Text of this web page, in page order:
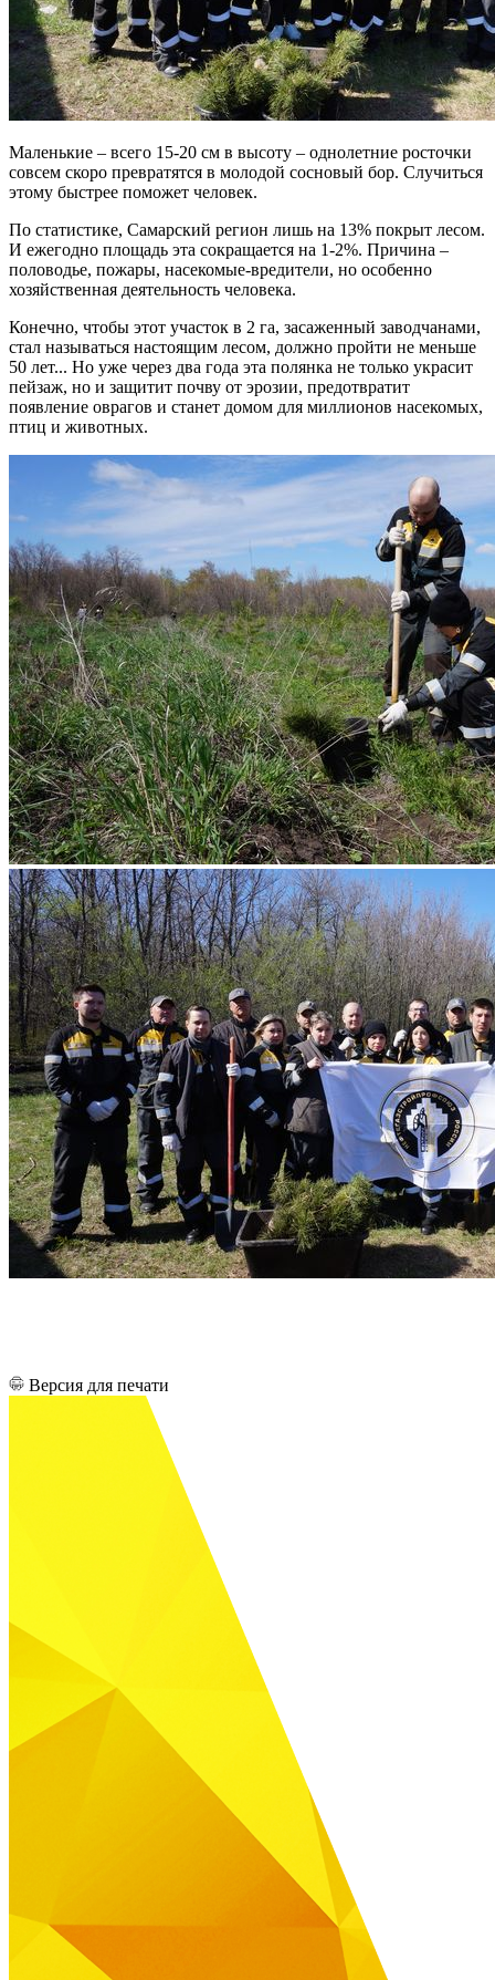
Маленькие – всего 15-20 см в высоту – однолетние росточки
совсем скоро превратятся в молодой сосновый бор. Случиться
этому быстрее поможет человек.
По статистике, Самарский регион лишь на 13% покрыт лесом.
И ежегодно площадь эта сокращается на 1-2%. Причина –
половодье, пожары, насекомые-вредители, но особенно
хозяйственная деятельность человека.
Конечно, чтобы этот участок в 2 га, засаженный заводчанами,
стал называться настоящим лесом, должно пройти не меньше
50 лет... Но уже через два года эта полянка не только украсит
пейзаж, но и защитит почву от эрозии, предотвратит
появление оврагов и станет домом для миллионов насекомых,
птиц и животных.
Версия для печати